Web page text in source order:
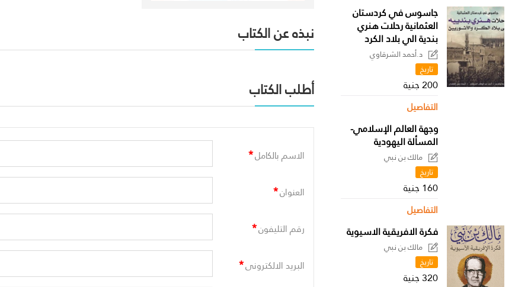
جاسوس في كردستان
العثمانية رحلات هنري
بندية الي بلاد الكرد
د.أحمد الشرقاوي
تاريخ
200 جنية
التفاصيل
وجهة العالم الإسلامي-
المسألة اليهودية
مالك بن نبي
تاريخ
160 جنية
التفاصيل
فكرة الافريقية الاسيوية
مالك بن نبي
تاريخ
320 جنية
نبذه عن الكتاب
أطلب الكتاب
الاسم بالكامل*
العنوان*
رقم التليفون*
البريد الالكترونى*